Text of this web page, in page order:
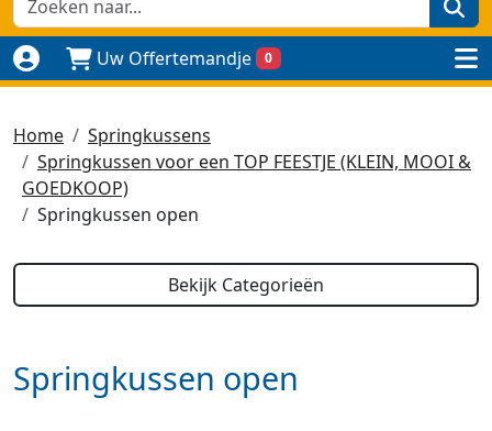
Naar login paginaUw Offertemandje 0
Home
Springkussens
Springkussen voor een TOP FEESTJE (KLEIN, MOOI &
GOEDKOOP)
Springkussen open
Bekijk Categorieën
Springkussen open